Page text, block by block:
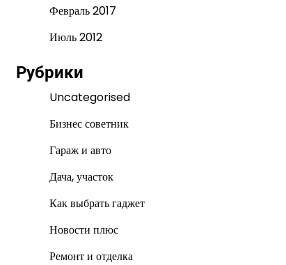
Февраль 2017
Июль 2012
Рубрики
Uncategorised
Бизнес советник
Гараж и авто
Дача, участок
Как выбрать гаджет
Новости плюс
Ремонт и отделка